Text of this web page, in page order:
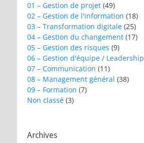
01 – Gestion de projet (49)
02 – Gestion de l'information (18)
03 – Transformation digitale (25)
04 – Gestion du changement (17)
05 – Gestion des risques (9)
06 – Gestion d'équipe / Leadership
07 – Communication (11)
08 – Management général (38)
09 – Formation (7)
Non classé (3)
Archives